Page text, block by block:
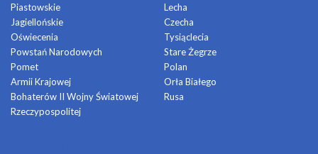
Piastowskie
Jagiellońskie
Oświecenia
Powstań Narodowych
Pomet
Armii Krajowej
Bohaterów II Wojny Światowej
Rzeczypospolitej
Lecha
Czecha
Tysiąclecia
Stare Żegrze
Polan
Orła Białego
Rusa